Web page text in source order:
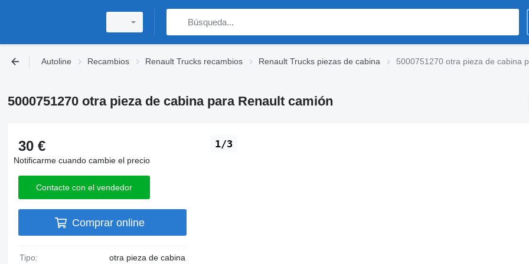
Autoline Recambios Renault Trucks recambios Renault Trucks piezas de cabina 5000751270 otra pieza de cabina
5000751270 otra pieza de cabina para Renault camión
1/3
30 €
Notificarme cuando cambie el precio
Contacte con el vendedor
Comprar online
Tipo: otra pieza de cabina